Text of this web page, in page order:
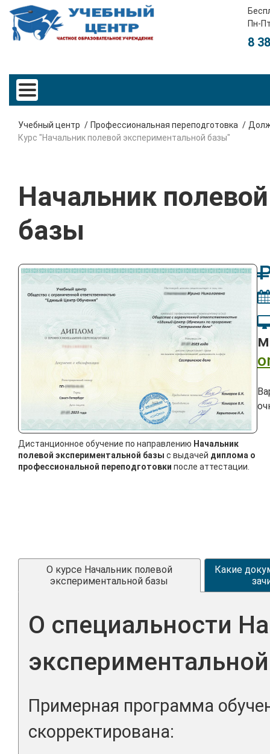
Пн-
8
Учебный центр Профессиональная переподготовка
Курс "Начальник полевой экспериментальной базы"
Начальник
базы
Дистанционное обучение по направлению Начальник
полевой экспериментальной базы с выдачей диплома о
профессиональной переподготовки после аттестации.
О курсе Начальник полевой
экспериментальной базы
Какие
О специальности
Примерная программа
скорректирована: